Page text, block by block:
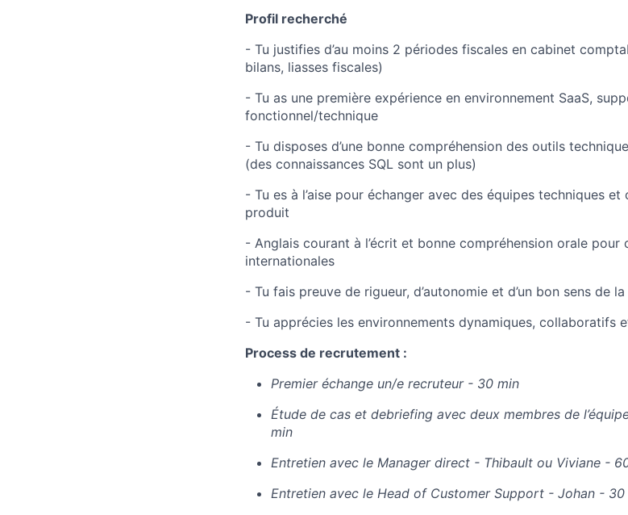
Profil recherché
- Tu justifies d’au moins 2 périodes fiscales en cabinet
bilans, liasses fiscales)
- Tu as une première expérience en environnement SaaS,
fonctionnel/technique
- Tu disposes d’une bonne compréhension des outils
(des connaissances SQL sont un plus)
- Tu es à l’aise pour échanger avec des équipes techniques
produit
- Anglais courant à l’écrit et bonne compréhension orale
internationales
- Tu fais preuve de rigueur, d’autonomie et d’un bon sens de
- Tu apprécies les environnements dynamiques, collaboratifs
Process de recrutement :
Premier échange un/e recruteur - 30 min
Étude de cas et debriefing avec deux membres de
min
Entretien avec le Manager direct - Thibault ou Viviane -
Entretien avec le Head of Customer Support - Johan - 30